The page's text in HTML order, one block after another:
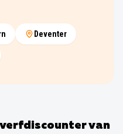
Deventer
van